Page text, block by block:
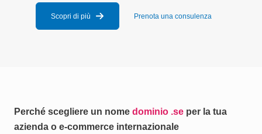
Scopri di più Prenota una consulenza
Perché scegliere un nome dominio .se per la tua
azienda o e-commerce internazionale